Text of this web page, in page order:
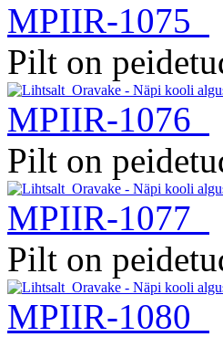
MPIIR-1075
Pilt on
MPIIR-1076
Pilt on
MPIIR-1077
Pilt on
MPIIR-1080